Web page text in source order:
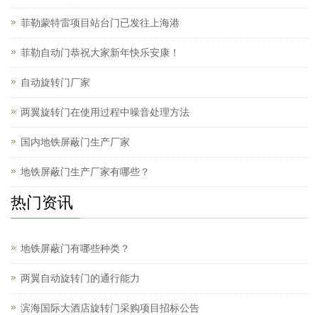
菲勒蒙特雷项目站台门已发往上海港
菲勒自动门恭祝大家新年快乐安康！
自动旋转门厂家
两翼旋转门在使用过程中噪音处理方法
国内地铁屏蔽门生产厂家
地铁屏蔽门生产厂家有哪些？
热门资讯
地铁屏蔽门有哪些种类？
两翼自动旋转门的通行能力
滨海国际大酒店旋转门采购项目招标公告